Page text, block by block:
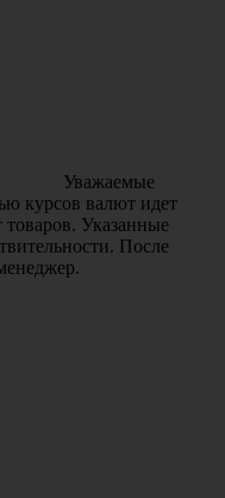
Уважаемые
курсов валют идет
товаров. Указанные
После